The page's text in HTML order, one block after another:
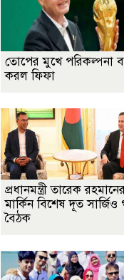
তোপের মুখে পরিকল্পনা
করল ফিফা
প্রধানমন্ত্রী তারেক
মার্কিন বিশেষ দূত সার্জিও
বৈঠক